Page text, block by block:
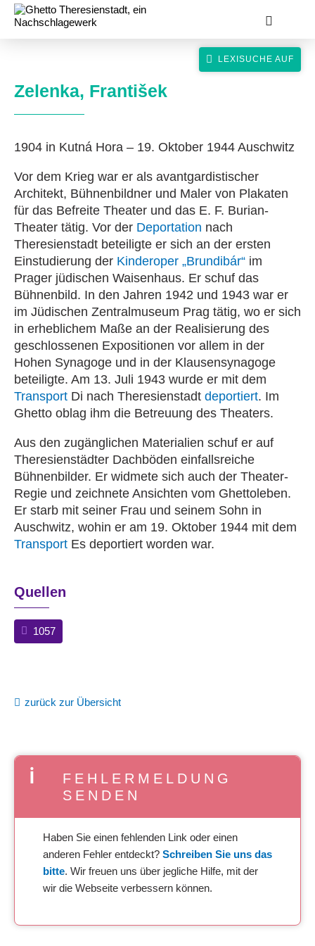
Zelenka, František
1904 in Kutná Hora – 19. Oktober 1944 Auschwitz
Vor dem Krieg war er als avantgardistischer
Architekt, Bühnenbildner und Maler von Plakaten
für das Befreite Theater und das E. F. Burian-
Theater tätig. Vor der Deportation nach
Theresienstadt beteiligte er sich an der ersten
Einstudierung der Kinderoper „Brundibár“ im
Prager jüdischen Waisenhaus. Er schuf das
Bühnenbild. In den Jahren 1942 und 1943 war er
im Jüdischen Zentralmuseum Prag tätig, wo er sich
in erheblichem Maße an der Realisierung des
geschlossenen Expositionen vor allem in der
Hohen Synagoge und in der Klausensynagoge
beteiligte. Am 13. Juli 1943 wurde er mit dem
Transport Di nach Theresienstadt deportiert. Im
Ghetto oblag ihm die Betreuung des Theaters.
Aus den zugänglichen Materialien schuf er auf
Theresienstädter Dachböden einfallsreiche
Bühnenbilder. Er widmete sich auch der Theater-
Regie und zeichnete Ansichten vom Ghettoleben.
Er starb mit seiner Frau und seinem Sohn in
Auschwitz, wohin er am 19. Oktober 1944 mit dem
Transport Es deportiert worden war.
Quellen
1057
zurück zur Übersicht
FEHLERMELDUNG
SENDEN
Haben Sie einen fehlenden Link oder einen
anderen Fehler entdeckt? Schreiben Sie uns das
bitte. Wir freuen uns über jegliche Hilfe, mit der
wir die Webseite verbessern können.